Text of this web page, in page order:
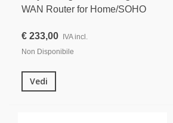
WAN Router for Home/SOHO
€ 233,00
IVA incl.
Non Disponibile
Vedi